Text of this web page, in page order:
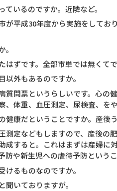
いるのですか。近隣など。
が平成30年度から実施をして
ずです。全部市単では無くて
外もあるのですか。
質問票というらしいです。心の
、体重、血圧測定、尿検査、を
康だということですか。産後
測定などもしますので、産後
成すると。これはまずは産婦
や新生児への虐待予防というこ
るものなのですか。
いておりますが。